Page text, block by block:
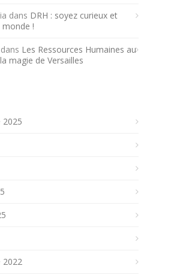
dans DRH : soyez curieux et
!
dans Les Ressources Humaines au
magie de Versailles
2025
2022